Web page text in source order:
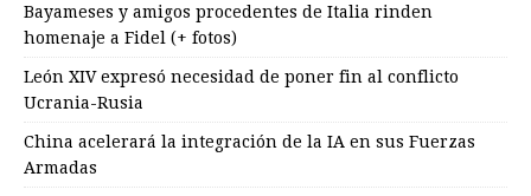
Bayameses y amigos procedentes de Italia rinden
homenaje a Fidel (+ fotos)
León XIV expresó necesidad de poner fin al conflicto
Ucrania-Rusia
China acelerará la integración de la IA en sus Fuerzas
Armadas